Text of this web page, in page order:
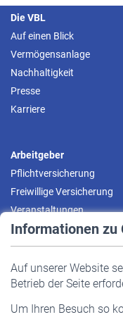
Informationen zu
Auf unserer Website
Betrieb der Seite
Um Ihren Besuch so
Die VBL
Auf einen Blick
Vermögensanlage
Nachhaltigkeit
Presse
Karriere
Arbeitgeber
Pflichtversicherung
Freiwillige Versicherung
Veranstaltungen
Pflichtversicherung
Staatliche Förderung